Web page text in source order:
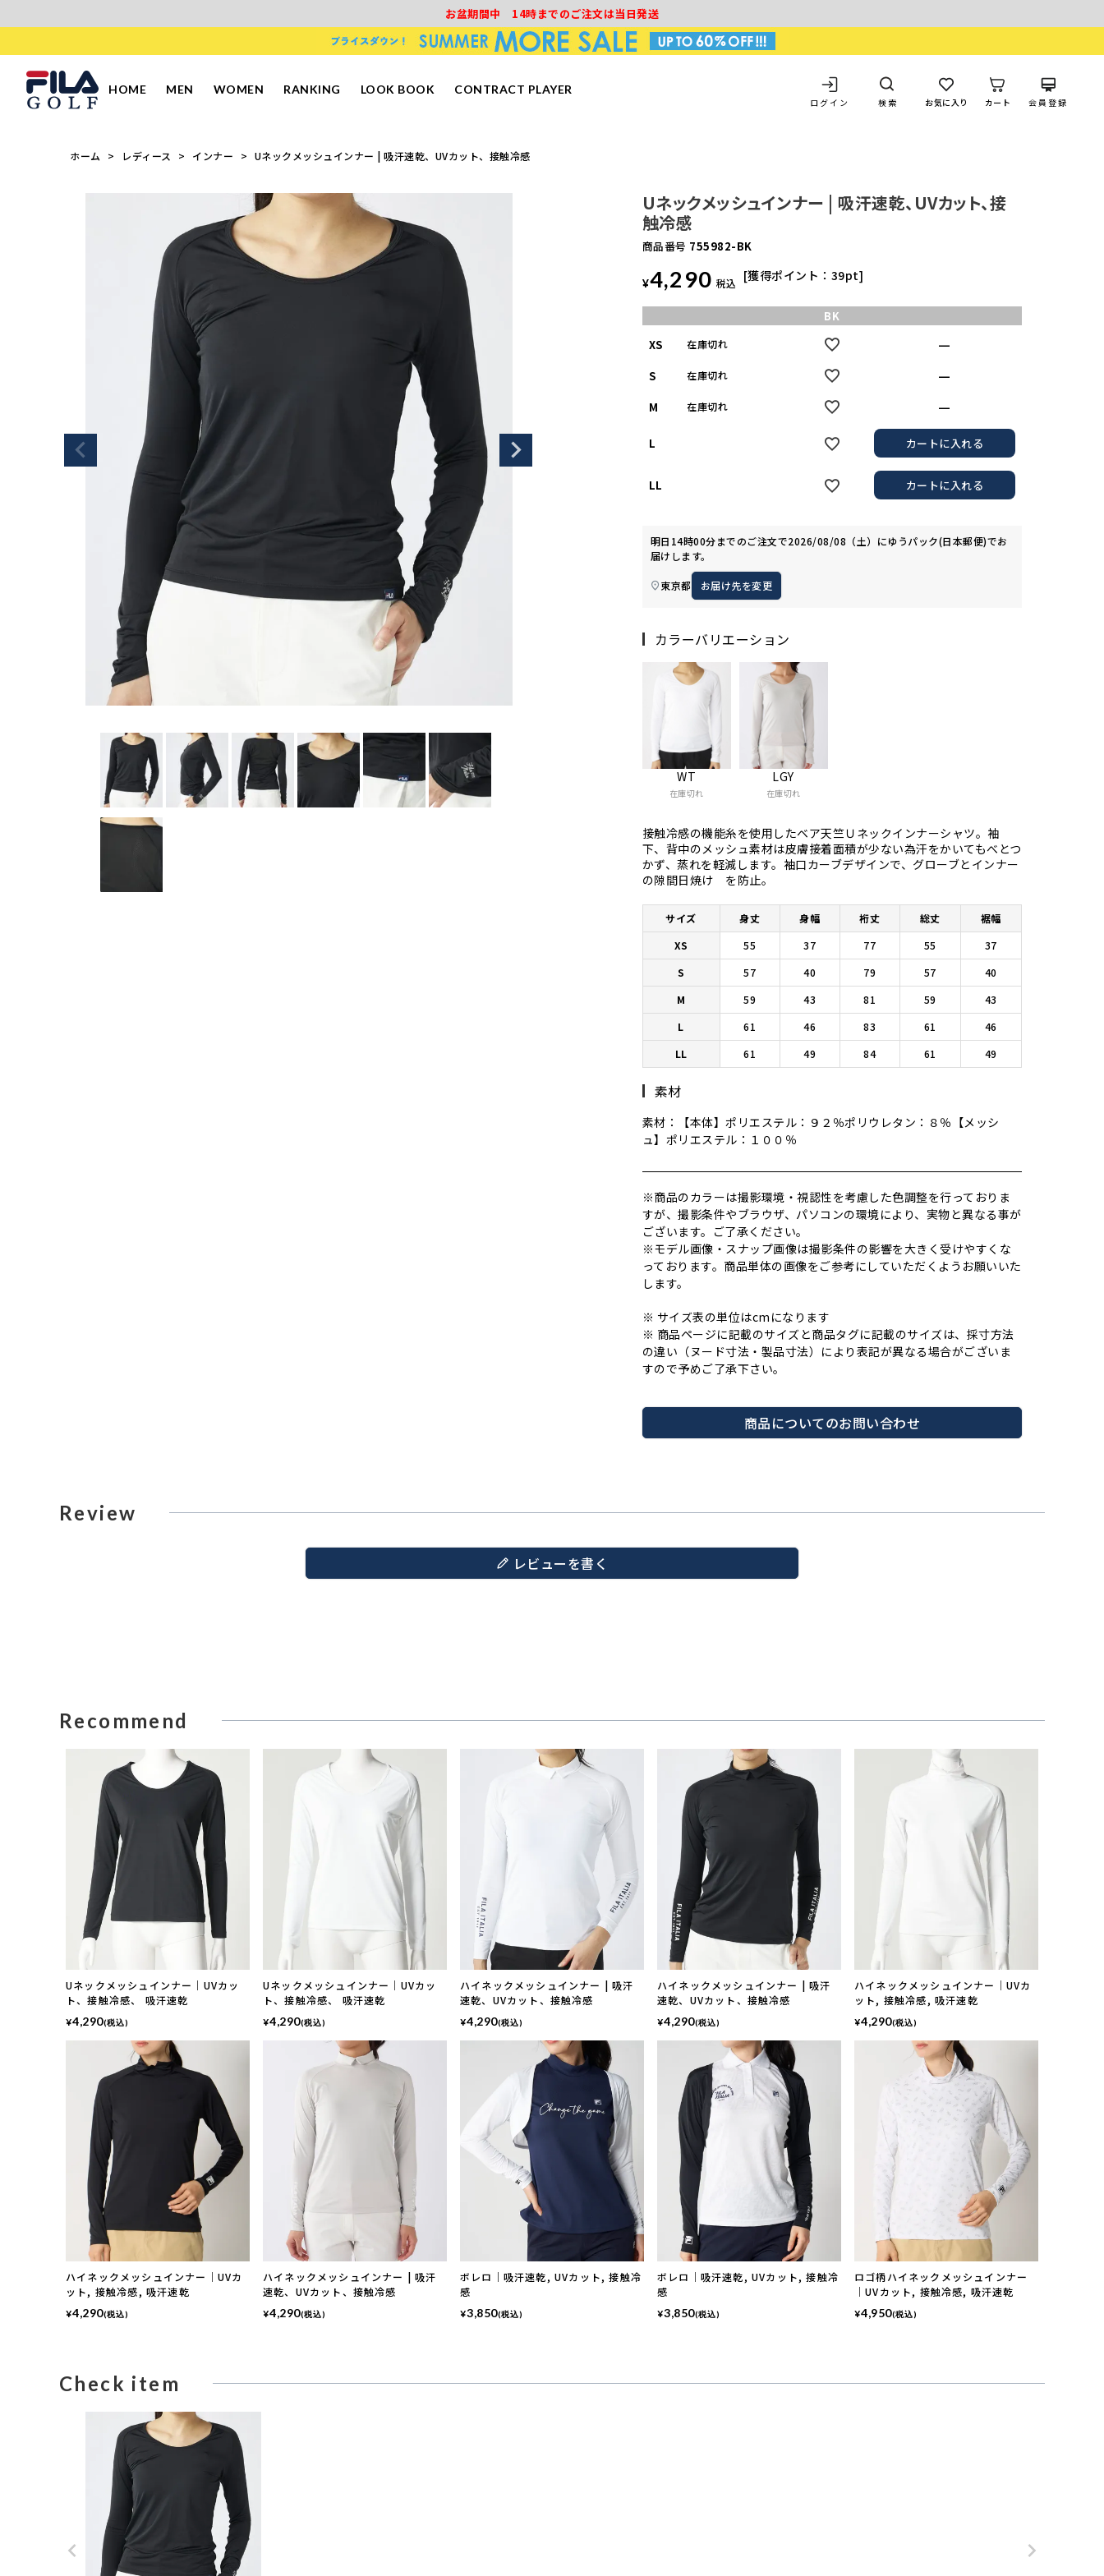
お盆期間中 14時までのご注文は当日発送
HOME MEN WOMEN RANKING LOOK BOOK CONTRACT PLAYER
ログイン 検索 お気に入り カート 会員登録
ホーム レディース インナー Uネックメッシュインナー | 吸汗速乾、UVカット、接触冷感
Uネックメッシュインナー | 吸汗速乾、UVカット、接
触冷感
商品番号 755982-BK
¥4,290 税込 獲得ポイント： 39pt
BK
XS
在庫切れ —
S 在庫切れ —
M 在庫切れ —
L カートに入れる
LL カートに入れる
明日 14時00分までのご注文で2026/08/08（土） にゆうパック(日本郵便)でお
届けします。
東京都 お届け先を変更
カラーバリエーション
WT
在庫切れ
LGY
在庫切れ
接触冷感の機能糸を使用したベア天竺Ｕネックインナーシャツ。袖
下、背中のメッシュ素材は皮膚接着面積が少ない為汗をかいてもべとつ
かず、蒸れを軽減します。袖口カーブデザインで、グローブとインナー
の隙間日焼け を防止。
サイズ 身丈 身幅 裄丈 総丈
裾幅
XS
55 37 77 55
37
S
57 40 79 57
40
M
59 43 81 59
43
L
61 46 83 61
46
LL
61 49 84 61 49
素材
素材：【本体】ポリエステル：９２％ポリウレタン：８％【メッシ
ュ】ポリエステル：１００％
※商品のカラーは撮影環境・視認性を考慮した色調整を行っておりま
すが、撮影条件やブラウザ、パソコンの環境により、実物と異なる事が
ございます。ご了承ください。
※モデル画像・スナップ画像は撮影条件の影響を大きく受けやすくな
っております。商品単体の画像をご参考にしていただくようお願いいた
します。
※ サイズ表の単位はcmになります
※ 商品ページに記載のサイズと商品タグに記載のサイズは、採寸方法
の違い（ヌード寸法・製品寸法）により表記が異なる場合がございま
すので予めご了承下さい。
商品についてのお問い合わせ
Review
レビューを書く
Recommend
Uネックメッシュインナー｜UVカッ
ト、接触冷感、 吸汗速乾
¥4,290(税込)
Uネックメッシュインナー｜UVカッ
ト、接触冷感、 吸汗速乾
¥4,290(税込)
ハイネックメッシュインナー | 吸汗
速乾、UVカット、接触冷感
¥4,290(税込)
ハイネックメッシュインナー | 吸汗
速乾、UVカット、接触冷感
¥4,290(税込)
ハイネックメッシュインナー｜UVカ
ット, 接触冷感, 吸汗速乾
¥4,290(税込)
ハイネックメッシュインナー｜UVカ
ット, 接触冷感, 吸汗速乾
¥4,290(税込)
ハイネックメッシュインナー | 吸汗
速乾、UVカット、接触冷感
¥4,290(税込)
ボレロ｜吸汗速乾, UVカット, 接触冷
感
¥3,850(税込)
ボレロ｜吸汗速乾, UVカット, 接触冷
感
¥3,850(税込)
ロゴ柄ハイネックメッシュインナー
｜UVカット, 接触冷感, 吸汗速乾
¥4,950(税込)
Check item